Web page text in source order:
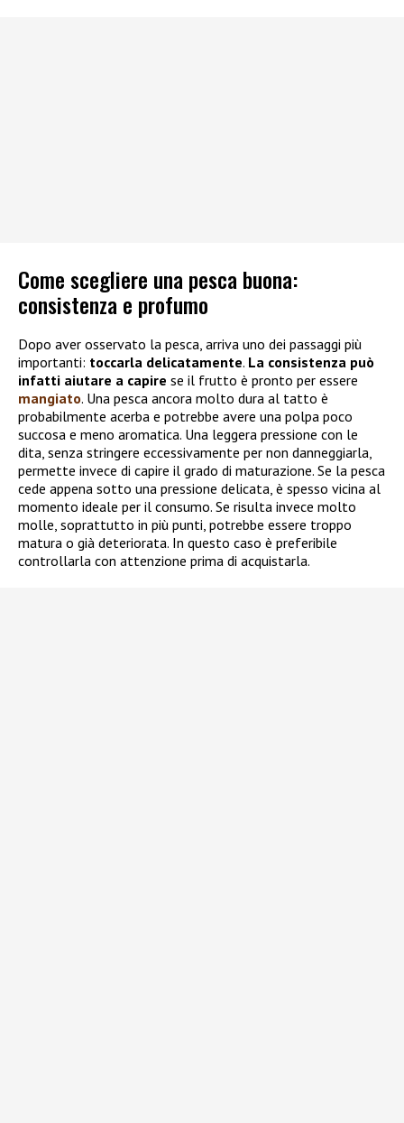
Come scegliere una pesca buona:
consistenza e profumo
Dopo aver osservato la pesca, arriva uno dei passaggi più
importanti: toccarla delicatamente. La consistenza può
infatti aiutare a capire se il frutto è pronto per essere
mangiato. Una pesca ancora molto dura al tatto è
probabilmente acerba e potrebbe avere una polpa poco
succosa e meno aromatica. Una leggera pressione con le
dita, senza stringere eccessivamente per non danneggiarla,
permette invece di capire il grado di maturazione. Se la pesca
cede appena sotto una pressione delicata, è spesso vicina al
momento ideale per il consumo. Se risulta invece molto
molle, soprattutto in più punti, potrebbe essere troppo
matura o già deteriorata. In questo caso è preferibile
controllarla con attenzione prima di acquistarla.